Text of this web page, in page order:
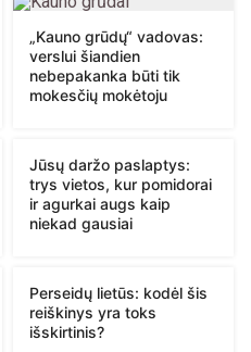
„Kauno grūdų“ vadovas:
verslui šiandien
nebepakanka būti tik
mokesčių mokėtoju
Jūsų daržo paslaptys:
trys vietos, kur pomidorai
ir agurkai augs kaip
niekad gausiai
Perseidų lietūs: kodėl šis
reiškinys yra toks
išskirtinis?